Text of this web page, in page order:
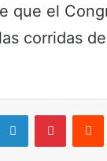
que el
corridas
LinkedInPinterest